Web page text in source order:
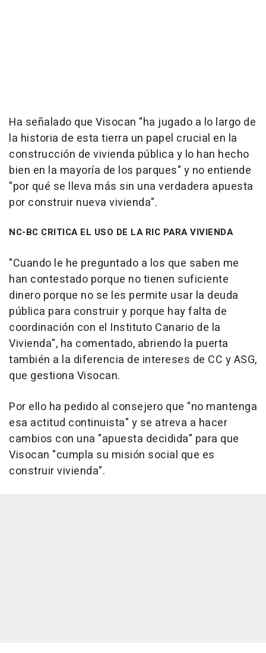
Ha señalado que Visocan "ha jugado a lo largo de
la historia de esta tierra un papel crucial en la
construcción de vivienda pública y lo han hecho
bien en la mayoría de los parques" y no entiende
"por qué se lleva más sin una verdadera apuesta
por construir nueva vivienda".
NC-BC CRITICA EL USO DE LA RIC PARA VIVIENDA
"Cuando le he preguntado a los que saben me
han contestado porque no tienen suficiente
dinero porque no se les permite usar la deuda
pública para construir y porque hay falta de
coordinación con el Instituto Canario de la
Vivienda", ha comentado, abriendo la puerta
también a la diferencia de intereses de CC y ASG,
que gestiona Visocan.
Por ello ha pedido al consejero que "no mantenga
esa actitud continuista" y se atreva a hacer
cambios con una "apuesta decidida" para que
Visocan "cumpla su misión social que es
construir vivienda".